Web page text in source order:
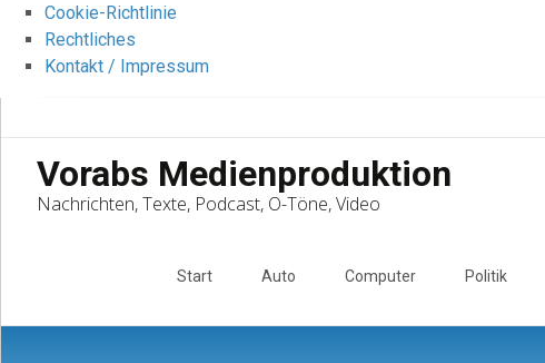
Cookie-Richtlinie
Rechtliches
Kontakt / Impressum
Vorabs Medienproduktion
Nachrichten, Texte, Podcast, O-Töne, Video
Start Auto Computer Politik